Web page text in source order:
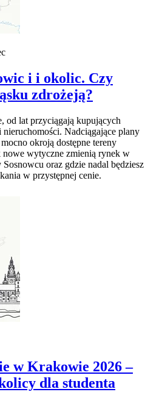
i i okolic. Czy
zdrożeją?
od lat przyciągają kupujących
Nadciągające plany
okroją dostępne tereny
wytyczne zmienią rynek w
oraz gdzie nadal będziesz
w przystępnej cenie.
w Krakowie 2026 –
dla studenta